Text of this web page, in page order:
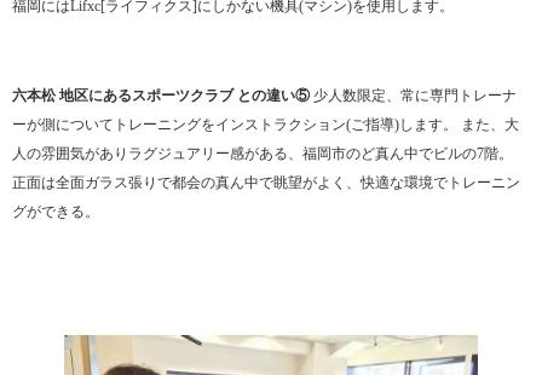
福岡にはLifxc[ライフィクス]にしかない機具(マシン)を使用します。
六本松 地区にあるスポーツクラブ との違い⑤ 少人数限定、常に専門トレーナ
ーが側についてトレーニングをインストラクション(ご指導)します。 また、大
人の雰囲気がありラグジュアリー感がある、福岡市のど真ん中でビルの7階。
正面は全面ガラス張りで都会の真ん中で眺望がよく、快適な環境でトレーニン
グができる。